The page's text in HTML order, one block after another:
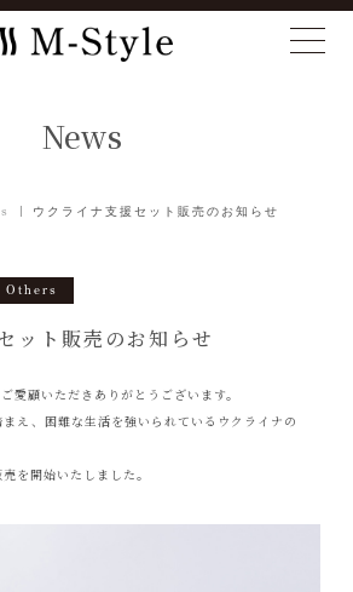
News
ウクライナ支援セット販売のお知らせ
Others
ット販売のお知らせ
愛顧いただきありがとうございます。
え、困難な生活を強いられているウクライナの
を開始いたしました。